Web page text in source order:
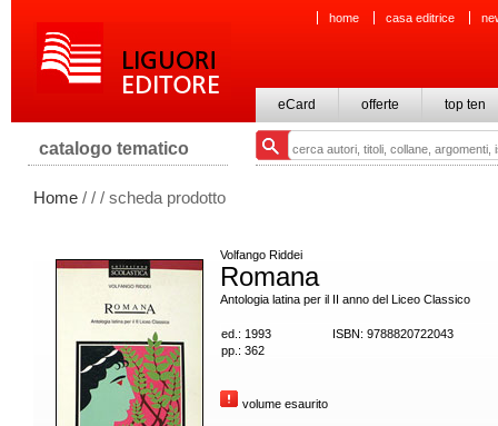
home casa editrice
eCard offerte top ten
catalogo tematico
Home / / / scheda prodotto
Volfango Riddei
Romana
Antologia latina per il II anno del Liceo Classico
ed.: 1993
ISBN: 9788820722043
pp.: 362
volume esaurito